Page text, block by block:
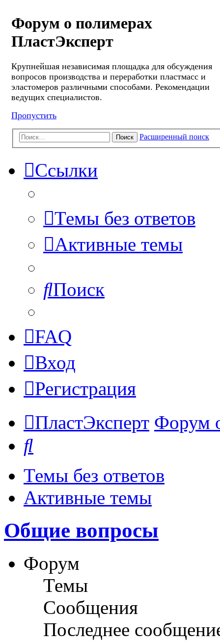
Форум о полимерах
ПластЭксперт
Крупнейшая независимая площадка для обсуждения
вопросов производства и переработки пластмасс и
эластомеров различными способами. Рекомендации
ведущих специалистов.
Пропустить
Поиск Расширенный поиск
Ссылки
Темы без ответов
Активные темы
Поиск
FAQ
Вход
Регистрация
ПластЭксперт Форум
Темы без ответов
Активные темы
Общие вопросы
Форум
Темы
Сообщения
Последнее